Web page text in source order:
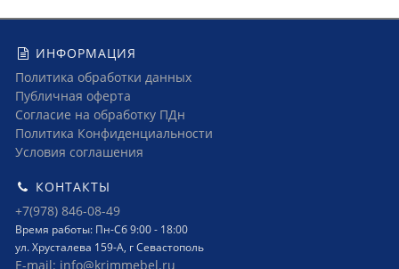
ИНФОРМАЦИЯ
Политика обработки данных
Публичная оферта
Согласие на обработку ПДн
Политика Конфиденциальности
Условия соглашения
КОНТАКТЫ
+7(978) 846-08-49
Время работы: Пн-Сб 9:00 - 18:00
ул. Хрусталева 159-А, г Севастополь
E-mail: info@krimmebel.ru